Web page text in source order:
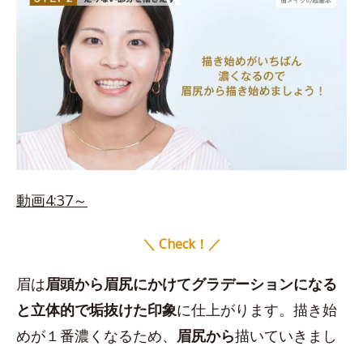
動画4:37～
＼ Check！／
眉は眉頭から眉尻にかけてグラデーションになる
と立体的で垢抜けた印象に仕上がります。描き始
めが１番濃くなるため、 眉尻から描いていきまし